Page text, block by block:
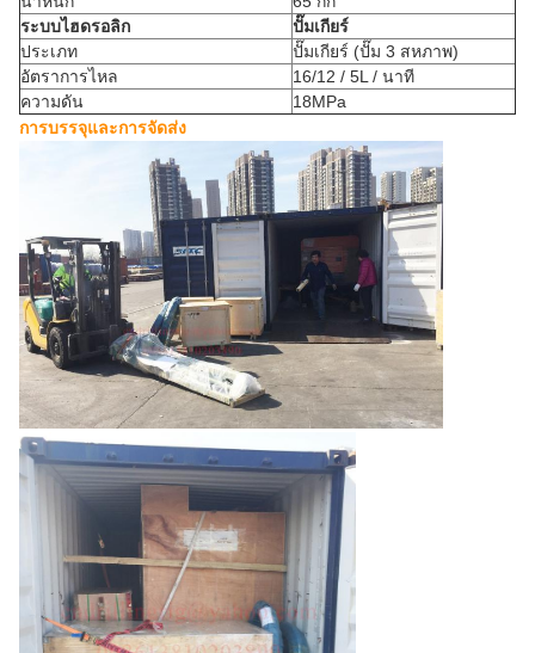
ระบบไฮดรอลิก
ปั๊มเกียร์
ประเภท
ปั๊มเกียร์ (ปั๊ม 3 สหภาพ)
อัตราการไหล
16/12 / 5L / นาที
ความดัน
18MPa
การบรรจุและการจัดส่ง